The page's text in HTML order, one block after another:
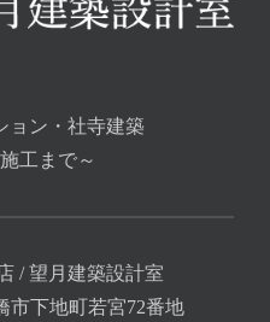
ョン・社寺建築
工まで～
/ 望月建築設計室
市下地町若宮72番地